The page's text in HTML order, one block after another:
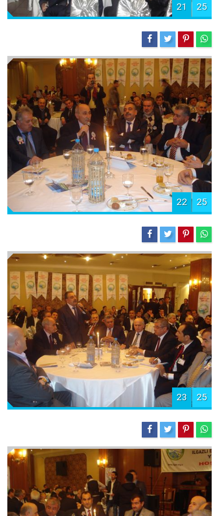
21 25
22 25
23 25